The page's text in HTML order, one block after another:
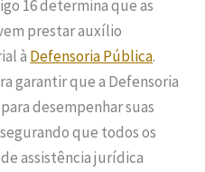
16 determina que as
prestar auxílio
à Defensoria Pública.
garantir que a Defensoria
desempenhar suas
que todos os
assistência jurídica